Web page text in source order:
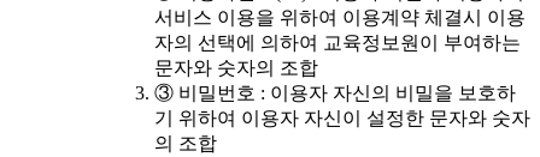
서비스 이용을 위하여 이용계약 체결시 이용
자의 선택에 의하여 교육정보원이 부여하는
문자와 숫자의 조합
③ 비밀번호 : 이용자 자신의 비밀을 보호하
기 위하여 이용자 자신이 설정한 문자와 숫자
의 조합